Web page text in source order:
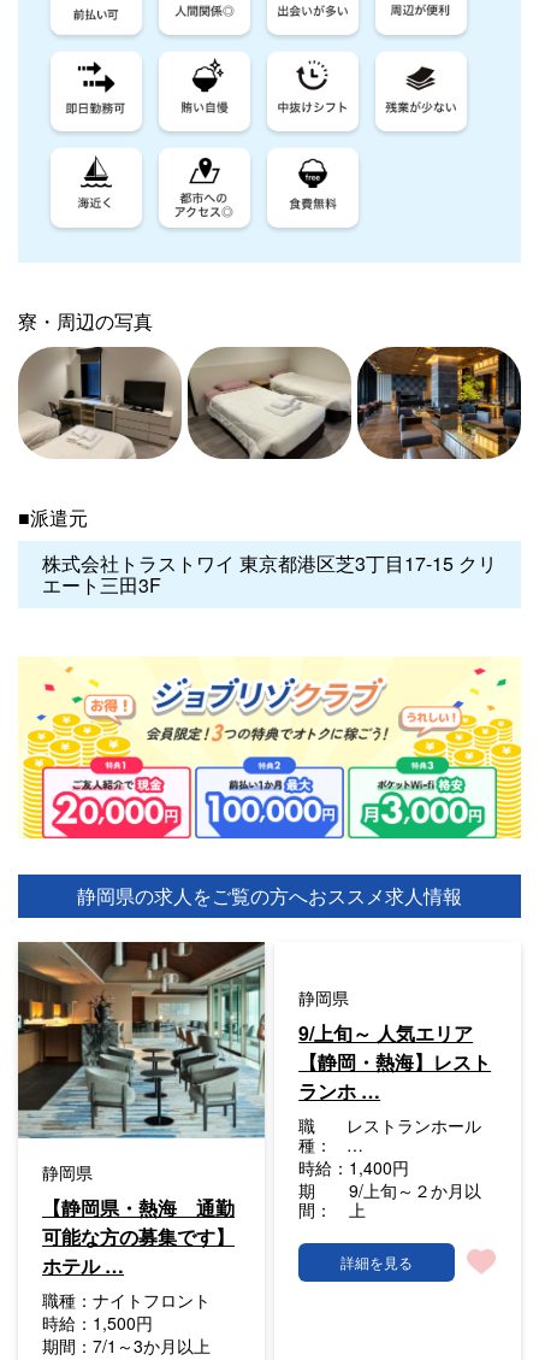
寮・周辺の写真
■派遣元
株式会社トラストワイ 東京都港区芝3丁目17-15 クリ
エート三田3F
静岡県の求人をご覧の方へおススメ求人情報
静岡県
【静岡県・熱海 通勤
可能な方の募集です】
ホテル …
職種： ナイトフロント
時給： 1,500円
期間： 7/1～3か月以上
静岡県
9/上旬～ 人気エリア
【静岡・熱海】レスト
ランホ …
職
種：
レストランホール
…
時給： 1,400円
期
間：
9/上旬～２か月以
上
詳細を見る